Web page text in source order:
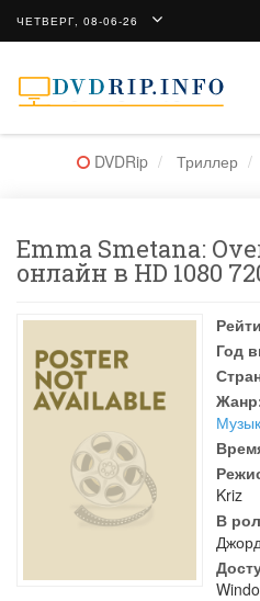
ЧЕТВЕРГ, 08-06-26
DVDRip Триллер
Emma Smetana:
онлайн в HD 1080
Год
Kriz
В